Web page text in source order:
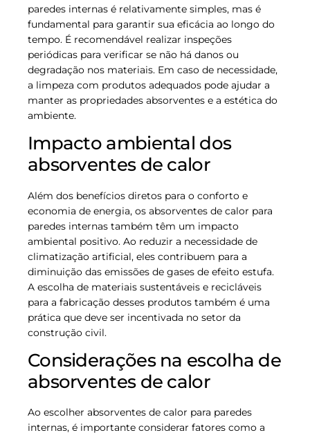
paredes internas é relativamente simples, mas é
fundamental para garantir sua eficácia ao longo do
tempo. É recomendável realizar inspeções
periódicas para verificar se não há danos ou
degradação nos materiais. Em caso de necessidade,
a limpeza com produtos adequados pode ajudar a
manter as propriedades absorventes e a estética do
ambiente.
Impacto ambiental dos
absorventes de calor
Além dos benefícios diretos para o conforto e
economia de energia, os absorventes de calor para
paredes internas também têm um impacto
ambiental positivo. Ao reduzir a necessidade de
climatização artificial, eles contribuem para a
diminuição das emissões de gases de efeito estufa.
A escolha de materiais sustentáveis e recicláveis
para a fabricação desses produtos também é uma
prática que deve ser incentivada no setor da
construção civil.
Considerações na escolha de
absorventes de calor
Ao escolher absorventes de calor para paredes
internas, é importante considerar fatores como a